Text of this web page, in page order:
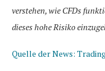
verstehen, wie CFDs
dieses hohe Risiko
Quelle der News: